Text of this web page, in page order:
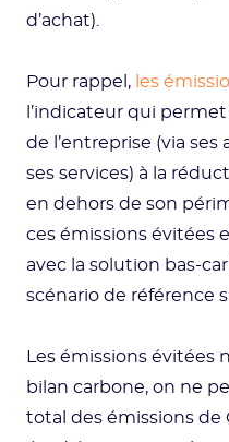
d’achat).
Pour rappel, les
l’indicateur qui
de l’entreprise (via
ses services) à la
en dehors de son
ces émissions évitées
avec la solution bas-
scénario de référence
Les émissions évitées
bilan carbone, on ne
total des émissions de